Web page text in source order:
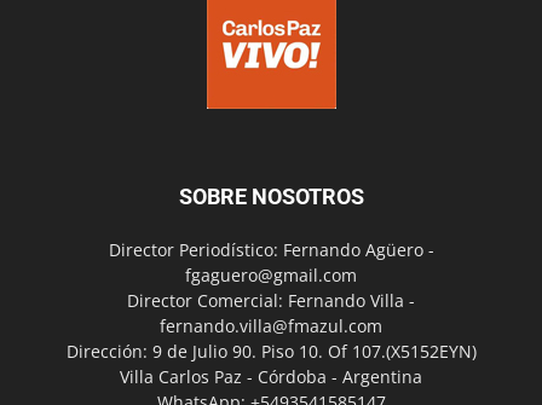
SOBRE NOSOTROS
Director Periodístico: Fernando Agüero -
fgaguero@gmail.com
Director Comercial: Fernando Villa -
fernando.villa@fmazul.com
Dirección: 9 de Julio 90. Piso 10. Of 107.(X5152EYN)
Villa Carlos Paz - Córdoba - Argentina